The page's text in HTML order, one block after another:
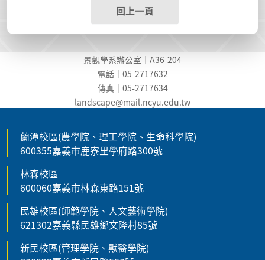
回上一頁
景觀學系辦公室｜A36-204
電話｜05-2717632
傳真｜05-2717634
landscape@mail.ncyu.edu.tw
蘭潭校區(農學院、理工學院、生命科學院)
600355嘉義市鹿寮里學府路300號
林森校區
600060嘉義市林森東路151號
民雄校區(師範學院、人文藝術學院)
621302嘉義縣民雄鄉文隆村85號
新民校區(管理學院、獸醫學院)